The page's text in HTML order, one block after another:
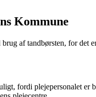
Kommune
af tandbørsten, for det
fordi plejepersonalet er